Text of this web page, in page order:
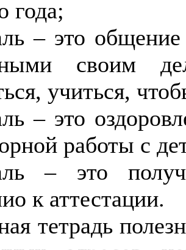
года;
– это
своим
учиться,
– это
работы с
– это
к аттестации.
тетрадь